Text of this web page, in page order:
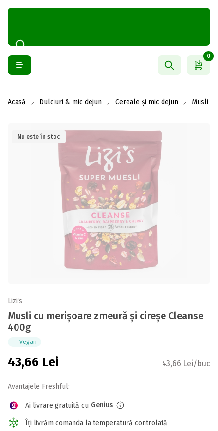
0
Acasă Dulciuri & mic dejun Cereale și mic dejun Musli
Nu este în stoc
Lizi's
Musli cu merișoare zmeură și cireșe Cleanse
400g
Vegan
43,66 Lei 43,66 Lei/buc
Avantajele Freshful:
Ai livrare gratuită cu Genius
Îți livrăm comanda la temperatură controlată